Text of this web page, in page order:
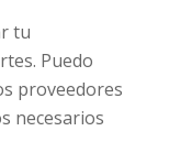
tu
Puedo
proveedores
necesarios